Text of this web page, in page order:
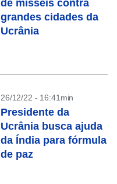
de mísseis contra
grandes cidades da
Ucrânia
26/12/22 - 16:41min
Presidente da
Ucrânia busca ajuda
da Índia para fórmula
de paz